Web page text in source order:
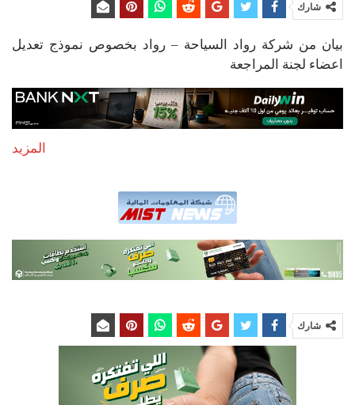
شارك
بيان من شركة رواد السياحة – رواد بخصوص نموذج تعديل
اعضاء لجنة المراجعة
المزيد
شارك